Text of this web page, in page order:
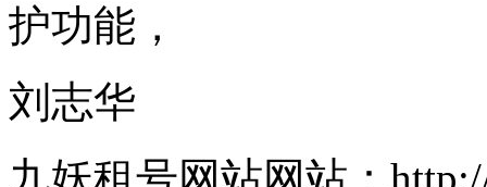
护功能，
刘志华
九妖租号网站网站：